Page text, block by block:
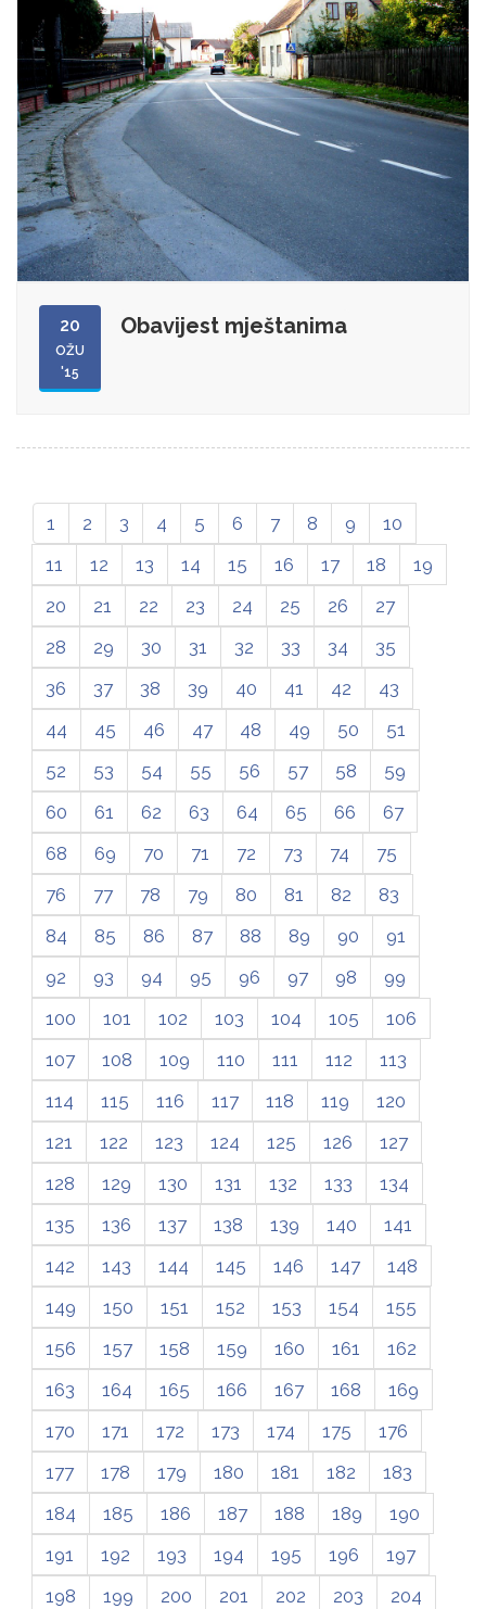
20
OŽU
'15
Obavijest mještanima
1 2 3 4 5 6 7 8 9
10
11
12 13 14 15 16 17 18
19
20
21 22 23 24 25 26
27
28
29 30 31 32 33 34
35
36
37 38 39 40 41 42
43
44
45 46 47 48 49 50
51
52
53 54 55 56 57 58
59
60
61 62 63 64 65 66
67
68
69 70 71 72 73 74
75
76
77 78 79 80 81 82
83
84
85 86 87 88 89 90
91
92
93 94 95 96 97 98
99
100
101 102 103 104 105
106
107
108 109 110 111 112
113
114
115 116 117 118 119
120
121
122 123 124 125 126
127
128
129 130 131 132 133
134
135
136 137 138 139 140
141
142
143 144 145 146 147
148
149
150 151 152 153 154
155
156
157 158 159 160 161
162
163
164 165 166 167 168
169
170
171 172 173 174 175
176
177
178 179 180 181 182
183
184
185 186 187 188 189
190
191
192 193 194 195 196
197
198
199 200 201 202 203
204